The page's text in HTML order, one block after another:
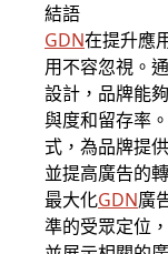
結語
GDN在提升應
用不容忽視。
設計，品牌能
與度和留存率。
式，為品牌提
並提高廣告的
最大化GDN廣
準的受眾定位